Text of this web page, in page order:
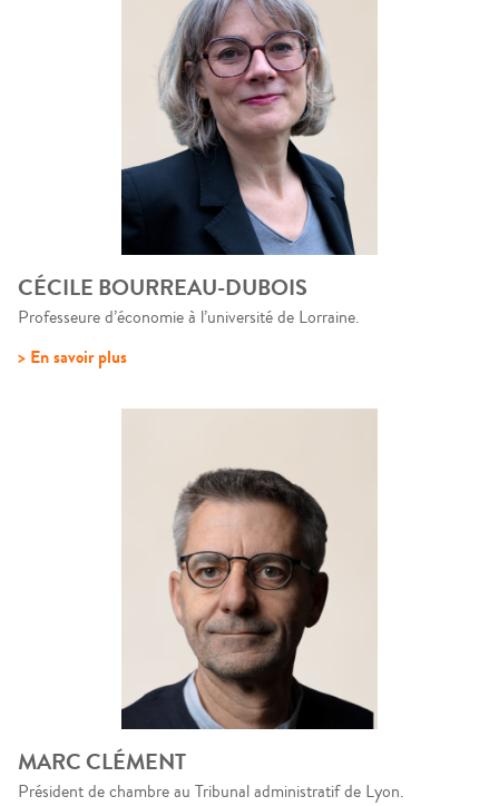
CÉCILE BOURREAU-DUBOIS
Professeure d’économie à l’université de Lorraine.
> En savoir plus
MARC CLÉMENT
Président de chambre au Tribunal administratif de Lyon.